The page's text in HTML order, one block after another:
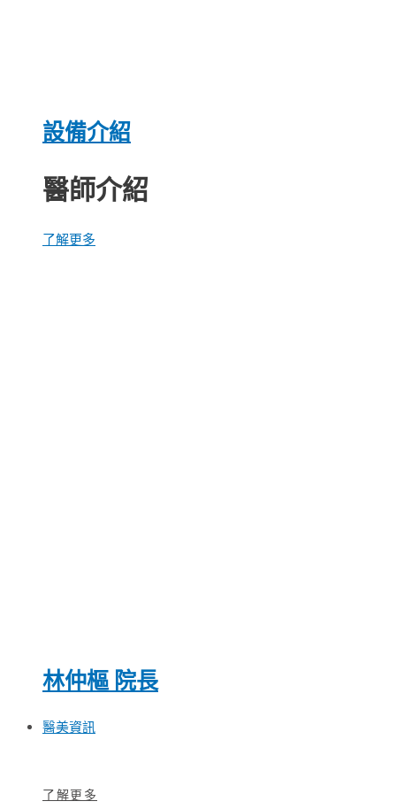
設備介紹
醫師介紹
了解更多
林仲樞 院長
醫美資訊
了解更多